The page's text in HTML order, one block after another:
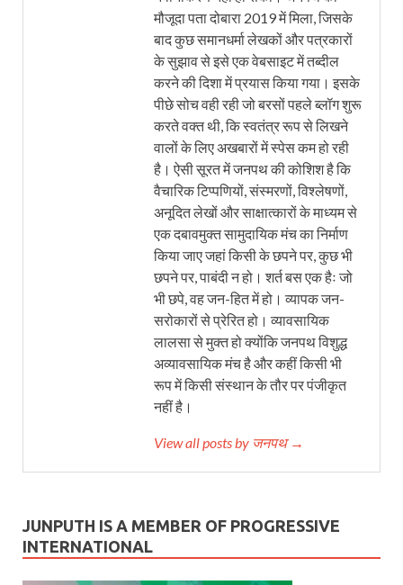
मौजूदा पता दोबारा 2019 में मिला, जिसके
बाद कुछ समानधर्मा लेखकों और पत्रकारों
के सुझाव से इसे एक वेबसाइट में तब्दील
करने की दिशा में प्रयास किया गया। इसके
पीछे सोच वही रही जो बरसों पहले ब्लॉग शुरू
करते वक्त थी, कि स्वतंत्र रूप से लिखने
वालों के लिए अखबारों में स्पेस कम हो रही
है। ऐसी सूरत में जनपथ की कोशिश है कि
वैचारिक टिप्पणियों, संस्मरणों, विश्लेषणों,
अनूदित लेखों और साक्षात्कारों के माध्यम से
एक दबावमुक्त सामुदायिक मंच का निर्माण
किया जाए जहां किसी के छपने पर, कुछ भी
छपने पर, पाबंदी न हो। शर्त बस एक हैः जो
भी छपे, वह जन-हित में हो। व्यापक जन-
सरोकारों से प्रेरित हो। व्यावसायिक
लालसा से मुक्त हो क्योंकि जनपथ विशुद्ध
अव्यावसायिक मंच है और कहीं किसी भी
रूप में किसी संस्थान के तौर पर पंजीकृत
नहीं है।
View all posts by जनपथ →
JUNPUTH IS A MEMBER OF PROGRESSIVE
INTERNATIONAL